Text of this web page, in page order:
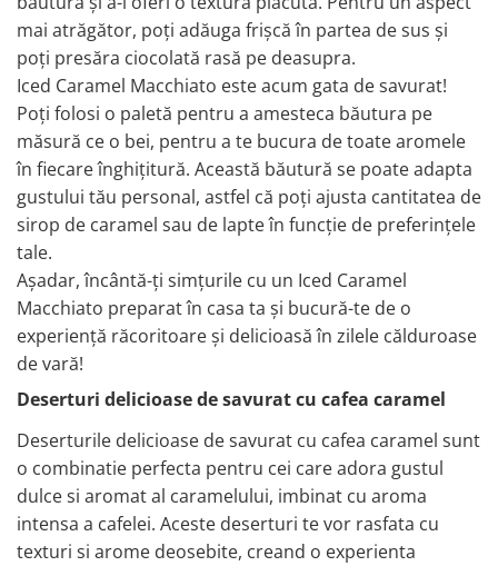
mai atrăgător, poți adăuga frișcă în partea de sus și
poți presăra ciocolată rasă pe deasupra.
Iced Caramel Macchiato este acum gata de savurat!
Poți folosi o paletă pentru a amesteca băutura pe
măsură ce o bei, pentru a te bucura de toate aromele
în fiecare înghițitură. Această băutură se poate adapta
gustului tău personal, astfel că poți ajusta cantitatea de
sirop de caramel sau de lapte în funcție de preferințele
tale.
Așadar, încântă-ți simțurile cu un Iced Caramel
Macchiato preparat în casa ta și bucură-te de o
experiență răcoritoare și delicioasă în zilele călduroase
de vară!
Deserturi delicioase de savurat cu cafea caramel
Deserturile delicioase de savurat cu cafea caramel sunt
o combinatie perfecta pentru cei care adora gustul
dulce si aromat al caramelului, imbinat cu aroma
intensa a cafelei. Aceste deserturi te vor rasfata cu
texturi si arome deosebite, creand o experienta